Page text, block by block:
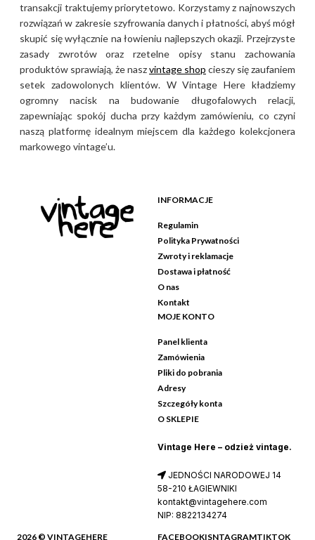
Każdy element garderoby
dostępny w Vintage Here jest
starannie selekcjonowany, co
zapewnia jego unikalność oraz
doskonały stan zachowania.
Dla kogo i na jakie okazje –
styl Calvin Klein
minimalistyczny luksus,
nowoczesną elegancję oraz
ponadczasowy design. W
stylizacjach. To propozycja dla
transakcji traktujemy priorytetowo. Korzystamy z najnowszych
rozwiązań w zakresie szyfrowania danych i płatności, abyś mógł
skupić się wyłącznie na łowieniu najlepszych okazji. Przejrzyste
zasady zwrotów oraz rzetelne opisy stanu zachowania
produktów sprawiają, że naszvintage shop cieszy się zaufaniem
setek zadowolonych klientów. W Vintage Here kładziemy
ogromny nacisk na budowanie długofalowych relacji,
zapewniając spokój ducha przy każdym zamówieniu, co czyni
naszą platformę idealnym miejscem dla każdego kolekcjonera
markowego vintage’u.
INFORMACJE
Regulamin
Polityka Prywatności
Zwroty i reklamacje
Dostawa i płatność
O nas
Kontakt
MOJE KONTO
Panel klienta
Zamówienia
Pliki do pobrania
Adresy
Szczegóły konta
O SKLEPIE
Vintage Here – odzież vintage.
JEDNOŚCI NARODOWEJ 14
58-210 ŁAGIEWNIKI
kontakt@vintagehere.com
NIP: 8822134274
2026 © VINTAGEHERE FACEBOOKISNTAGRAMTIKTOK